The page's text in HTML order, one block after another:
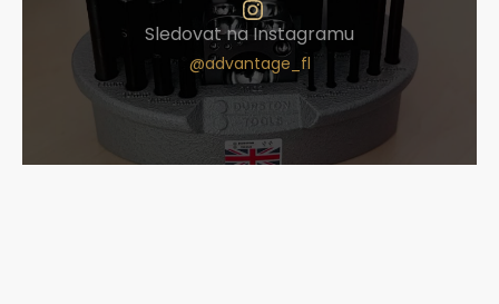
Sledovat na Instagramu